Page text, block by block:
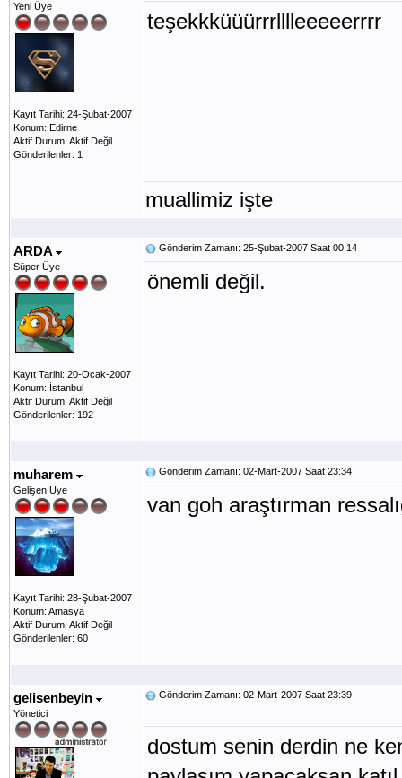
Yeni Üye
Kayıt Tarihi: 24-Şubat-2007
Konum: Edirne
Aktif Durum: Aktif Değil
Gönderilenler: 1
teşekkküüürrrlllleeeeerrrr
muallimiz işte
ARDA
Süper Üye
Kayıt Tarihi: 20-Ocak-2007
Konum: İstanbul
Aktif Durum: Aktif Değil
Gönderilenler: 192
Gönderim Zamanı: 25-Şubat-2007 Saat 00:14
önemli değil.
muharem
Gelişen Üye
Kayıt Tarihi: 28-Şubat-2007
Konum: Amasya
Aktif Durum: Aktif Değil
Gönderilenler: 60
Gönderim Zamanı: 02-Mart-2007 Saat 23:34
van goh araştırman
gelisenbeyin
Yönetici
Gönderim Zamanı: 02-Mart-2007 Saat 23:39
dostum senin derdin ne